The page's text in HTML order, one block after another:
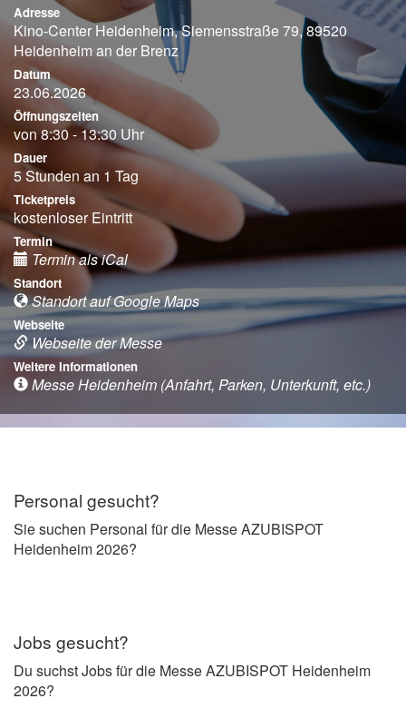
Adresse
Kino-Center Heidenheim, Siemensstraße 79, 89520
Heidenheim an der Brenz
Datum
23.06.2026
Öffnungszeiten
von 8:30 - 13:30 Uhr
Dauer
5 Stunden an 1 Tag
Ticketpreis
kostenloser Eintritt
Termin
Termin als iCal
Standort
Standort auf Google Maps
Webseite
Webseite der Messe
Weitere Informationen
Messe Heidenheim (Anfahrt, Parken, Unterkunft, etc.)
Personal gesucht?
Sie suchen Personal für die Messe AZUBISPOT
Heidenheim 2026?
Jobs gesucht?
Du suchst Jobs für die Messe AZUBISPOT Heidenheim
2026?